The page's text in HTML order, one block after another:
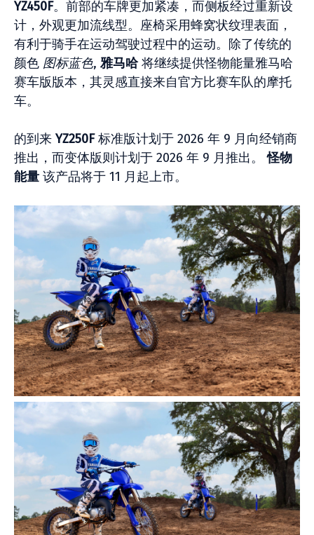
YZ450F。前部的车牌更加紧凑，而侧板经过重新设
计，外观更加流线型。座椅采用蜂窝状纹理表面，
有利于骑手在运动驾驶过程中的运动。除了传统的
颜色 图标蓝色, 雅马哈将继续提供怪物能量雅马哈
赛车版版本，其灵感直接来自官方比赛车队的摩托
车。
的到来 YZ250F标准版计划于 2026 年 9 月向经销商
推出，而变体版则计划于 2026 年 9 月推出。怪物
能量 该产品将于 11 月起上市。